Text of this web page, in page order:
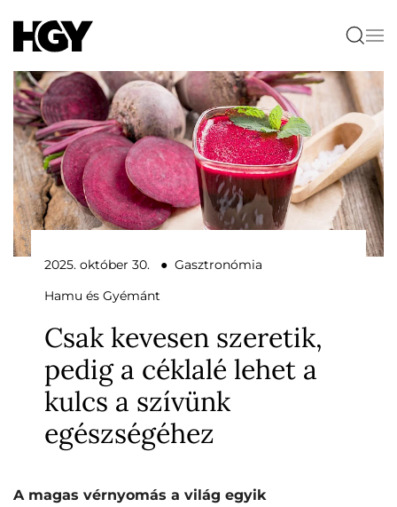
2025. október 30. ● Gasztronómia
Hamu és Gyémánt
Csak kevesen szeretik,
pedig a céklalé lehet a
kulcs a szívünk
egészségéhez
A magas vérnyomás a világ egyik